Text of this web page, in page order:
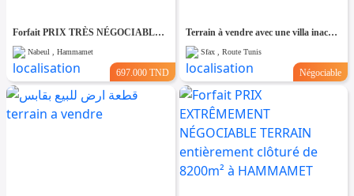
Forfait PRIX TRÈS NÉGOCIABLE Terrain entièrement clôturé à HAMMAMET 8200m²
Nabeul , Hammamet
697.000 TND
Terrain à vendre avec une villa inachevée de deux étages séparés
Sfax , Route Tunis
Négociable